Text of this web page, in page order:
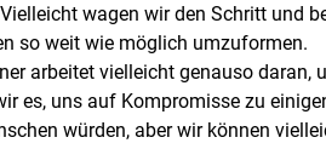
wagen wir den Schritt und
so weit wie möglich umzuformen.
arbeitet vielleicht genauso
es, uns auf Kompromisse zu
würden, aber wir können